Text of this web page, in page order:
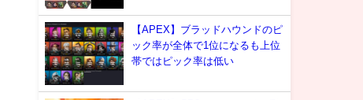
【APEX】ブラッドハウンドのピ
ック率が全体で1位になるも上位
帯ではピック率は低い